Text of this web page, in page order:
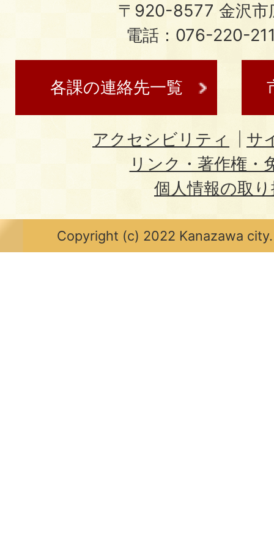
〒920-8577 金沢市
電話：076-220-
各課の連絡先一覧
アクセシビリティ
サ
リンク・著作権・
個人情報の取
Copyright (c) 2022 Kanazawa